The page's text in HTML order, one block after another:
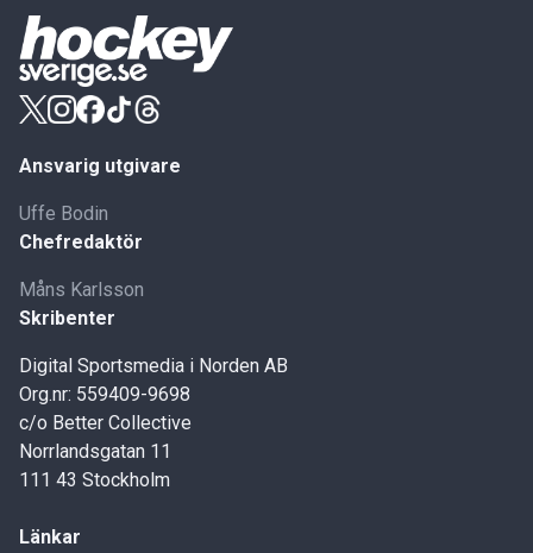
Ansvarig utgivare
Uffe Bodin
Chefredaktör
Måns Karlsson
Skribenter
Digital Sportsmedia i Norden AB
Org.nr: 559409-9698
c/o Better Collective
Norrlandsgatan 11
111 43 Stockholm
Länkar